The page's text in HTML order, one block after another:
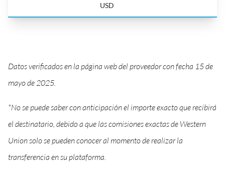
USD
Datos verificados en la página web del proveedor con fecha 15 de
mayo de 2025.
*No se puede saber con anticipación el importe exacto que recibirá
el destinatario, debido a que las comisiones exactas de Western
Union solo se pueden conocer al momento de realizar la
transferencia en su plataforma.